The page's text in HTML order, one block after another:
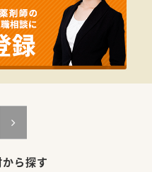
ら探す